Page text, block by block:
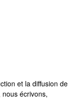
et la diffusion de
écrivons,